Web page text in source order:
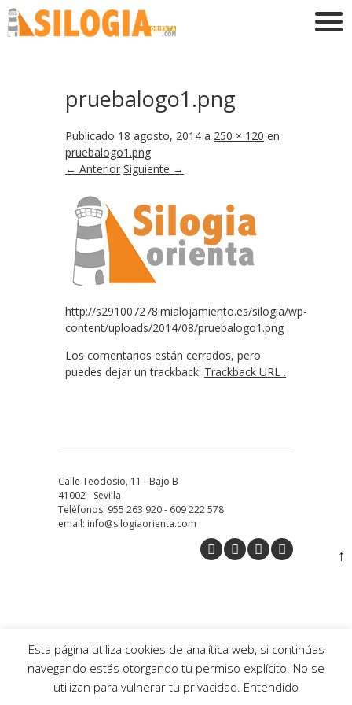
pruebalogo1.png
Publicado 18 agosto, 2014 a 250 × 120 en
pruebalogo1.png
← Anterior Siguiente →
http://s291007278.mialojamiento.es/silogia/wp-
content/uploads/2014/08/pruebalogo1.png
Los comentarios están cerrados, pero
puedes dejar un trackback: Trackback URL .
Calle Teodosio, 11 - Bajo B
41002 - Sevilla
Teléfonos: 955 263 920 - 609 222 578
email: info@silogiaorienta.com
↑
Esta página utiliza cookies de analítica web, si continúas
navegando estás otorgando tu permiso explícito. No se
utilizan para vulnerar tu privacidad. Entendido